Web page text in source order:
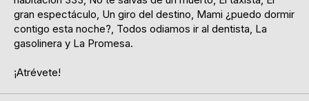
gran espectáculo, Un giro del destino, Mami ¿puedo dormir
contigo esta noche?, Todos odiamos ir al dentista, La
gasolinera y La Promesa.
¡Atrévete!